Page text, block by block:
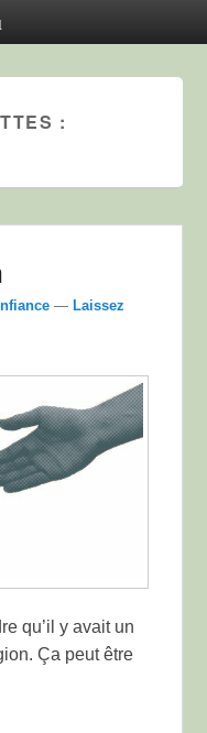
:
— Laissez
qu’il y avait un
Ça peut être